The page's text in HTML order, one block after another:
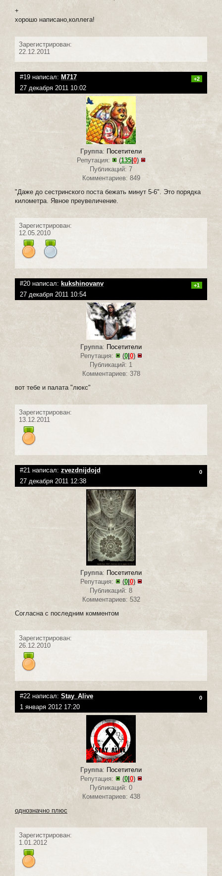
+
хорошо написано,коллега!
Зарегистрирован:
22.12.2011
#19 написал: M717 +2
27 декабря 2011 10:02
Группа: Посетители
Репутация:
(135| 0)
Публикаций: 7
Комментариев: 849
"Даже до сестринского поста бежать минут 5-6". Это порядка
километра. Явное преувеличение.
Зарегистрирован:
12.05.2010
#20 написал: kukshinovanv +1
27 декабря 2011 10:54
Группа: Посетители
Репутация:
(0| 0)
Публикаций: 1
Комментариев: 378
вот тебе и палата "люкс"
Зарегистрирован:
13.12.2011
#21 написал: zvezdnijdojd 0
27 декабря 2011 12:38
Группа: Посетители
Репутация:
(0| 0)
Публикаций: 8
Комментариев: 532
Согласна с последним комментом
Зарегистрирован:
26.12.2010
#22 написал: Stay_Alive 0
1 января 2012 17:20
Группа: Посетители
Репутация:
(0|0)
Публикаций: 0
Комментариев: 438
однозначно плюс
Зарегистрирован:
1.01.2012